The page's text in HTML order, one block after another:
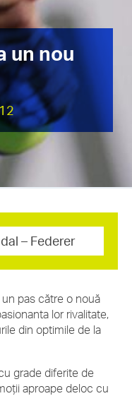
un nou
– Federer
pas către o nouă
lor rivalitate,
din optimile de la
grade diferite de
aproape deloc cu